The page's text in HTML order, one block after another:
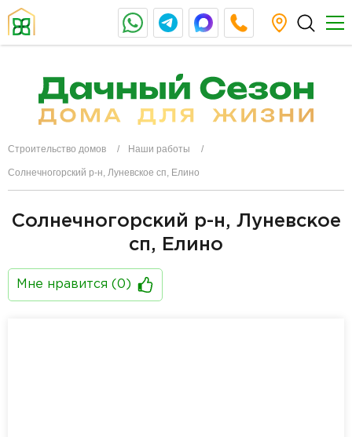
Строительство домов Наши работы
Солнечногорский р-н, Луневское сп, Елино
Солнечногорский р-н, Луневское
сп, Елино
Мне нравится ( 0 )